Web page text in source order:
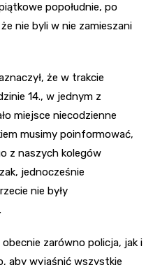
popołudnie, po
nie byli w nie zamieszani
że w trakcie
14., w jednym z
miejsce niecodzienne
musimy poinformować,
z naszych kolegów
jednocześnie
nie były
zarówno policja, jak i
aby wyjaśnić wszystkie